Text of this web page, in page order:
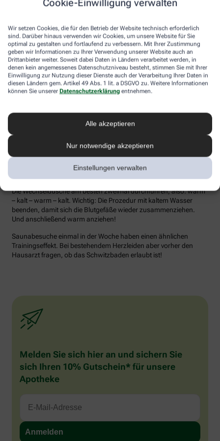
Cookie-Einwilligung verwalten
Wir setzen Cookies, die für den Betrieb der Website technisch erforderlich
sind. Darüber hinaus verwenden wir Cookies, um unsere Website für Sie
optimal zu gestalten und fortlaufend zu verbessern. Mit Ihrer Zustimmung
geben wir Informationen zu Ihrer Verwendung unserer Website auch an
Drittanbieter weiter. Soweit dabei Daten in Ländern verarbeitet werden, in
denen kein angemessenes Datenschutzniveau besteht, stimmen Sie mit Ihrer
Einwilligung zur Nutzung dieser Dienste auch der Verarbeitung Ihrer Daten in
diesen Ländern gem. Artikel 49 Abs. 1 lit. a DSGVO zu. Weitere Informationen
können Sie unserer Datenschutzerklärung entnehmen.
Alle akzeptieren
Nur notwendige akzeptieren
Einstellungen verwalten
die Lymphe in die Lymphknoten transportiert werden, wo sich die
Wer bei Schmuddelwetter nicht vor die Tür mag, kann sein
Immunsystem mit kalt-warmen Wechselduschen auf Trab
bringen und die Anfälligkeit für Erkältungsinfekte senken. Der
Kältereiz kurbelt die Durchblutung an und bringt den Kreislauf in
Schwung, je regelmäßiger wir ihm ausgesetzt sind, desto
unempfindlicher reagiert der Körper in der kalten Jahreszeit auf
die großen Temperaturunterschiede.
Dusche. Anschließend die Wassertemperatur auf kühl bis kalt
stellen und den Wasserstrahl vom rechten Fuß entlang bis zur
Hüfte führen und auf der Innenseite des Oberschenkels wieder
Dann sind die Arme dran: Auch hier geht’s wieder von unten nach
oben, beginnend am rechten Handrücken bis zur Schulter und
von der Achsel am Innenarm wieder bis zur Handfläche zurück.
Die Wechseldusche am besten zweimal durchführen, also: warm
– kalt – warm – kalt. Wichtig: Die Prozedur mit kaltem Wasser
beenden, damit sich die Blutgefäße wieder zusammenziehen.
Und anschließend warm anziehen!
Saunabesuche einmal in der Woche haben einen ähnlichen
Trainingseffekt. Bei bestehendem Herzleiden aber vorher den
Hausarzt fragen, ob das Schwitzbaden erlaubt ist!
Melden Sie sich hier an und sichern Sie
sich Ihren 10% Gutschein* für unsere
Apotheke